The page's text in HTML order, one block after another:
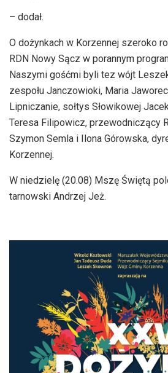
– dodał.
O dożynkach w Korzennej szeroko
RDN Nowy Sącz w porannym
Naszymi gośćmi byli tez wójt
zespołu Janczowioki, Maria
Lipniczanie, sołtys Słowikowej
Teresa Filipowicz, przewodniczący
Szymon Semla i Ilona Górowska,
Korzennej.
W niedzielę (20.08) Mszę Świętą
tarnowski Andrzej Jeż.